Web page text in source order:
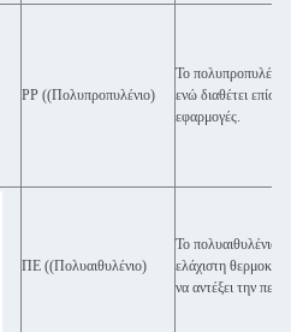
PP ((Πολυπροπυλένιο)
Το πολυπροπυλένιο
ενώ διαθέτει
εφαρμογές.
ΠΕ ((Πολυαιθυλένιο)
Το πολυαιθυλένιο
ελάχιστη
να αντέξει την